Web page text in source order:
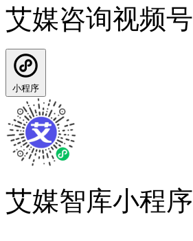
艾媒咨询视频号
小程序
艾媒智库小程序